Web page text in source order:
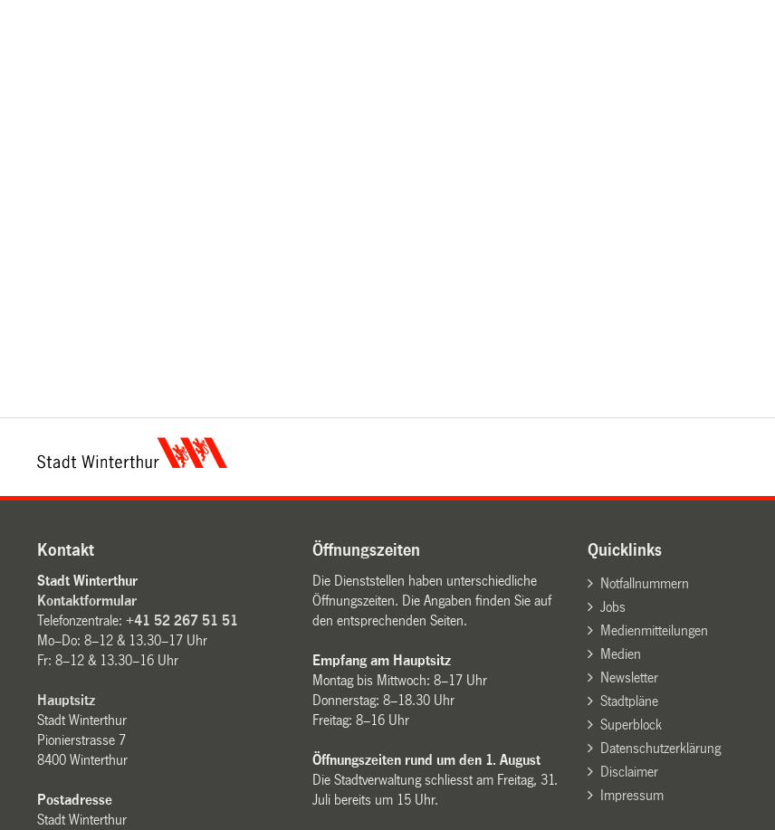
Kontakt
Stadt Winterthur
Kontaktformular
Telefonzentrale:+41 52 267 51 51
Mo–Do: 8–12 & 13.30–17 Uhr
Fr: 8–12 & 13.30–16 Uhr
Hauptsitz
Stadt Winterthur
Pionierstrasse 7
8400 Winterthur
Postadresse
Stadt Winterthur
Öffnungszeiten
Die Dienststellen haben unterschiedliche
Öffnungszeiten. Die Angaben finden Sie auf
den entsprechenden Seiten.
Empfang am Hauptsitz
Montag bis Mittwoch: 8–17 Uhr
Donnerstag: 8–18.30 Uhr
Freitag: 8–16 Uhr
Öffnungszeiten rund um den 1. August
Die Stadtverwaltung schliesst am Freitag, 31.
Juli bereits um 15 Uhr.
Quicklinks
Notfallnummern
Jobs
Medienmitteilungen
Medien
Newsletter
Stadtpläne
Superblock
Datenschutzerklärung
Disclaimer
Impressum